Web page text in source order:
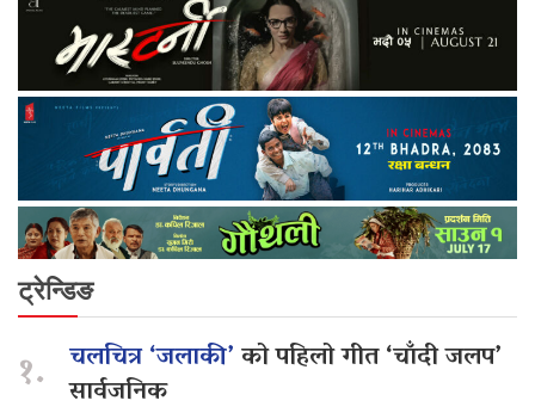
ट्रेन्डिङ
१. चलचित्र ‘जलाकी’को पहिलो गीत ‘चाँदी जलप’
सार्वजनिक